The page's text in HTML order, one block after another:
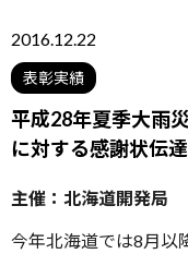
2016.12.22
表彰実績
平成28年夏季大雨
に対する感謝状伝
主催：北海道開発局
今年北海道では8月以